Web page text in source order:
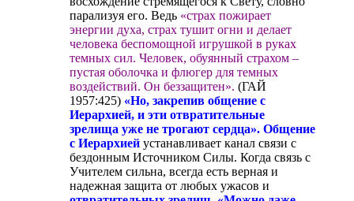
парализуя его. Ведь «страх пожирает
энергии духа, страх тушит огни и делает
человека беспомощной игрушкой в руках
темных сил. Человек, обуянный страхом –
пустая оболочка и флюгер для темных
воздействий. Он беззащитен». (ГАЙ
1957:425) «Но, закрепив общение с
Иерархией, и эти отвратительные
зрелища уже не трогают сердца». Общение
с Иерархией устанавливает канал связи с
бездонным Источником Силы. Когда связь с
Учителем сильна, всегда есть верная и
надежная защита от любых ужасов и